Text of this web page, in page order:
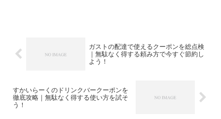
ガストの配達で使えるクーポンを総点検
｜無駄なく得する頼み方で今すぐ節約し
よう！
すかいらーくのドリンクバークーポンを
徹底攻略｜無駄なく得する使い方を試そ
う！